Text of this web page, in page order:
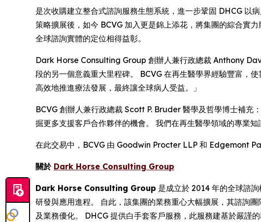
是次收購建立整合式諮詢服務生態系統，進一步鞏固 DHCG 以
策略擴展後，如今 BCVG 加入更是錦上添花，將集團的綜合實
全球諮詢實體的定位相得益彰。
Dark Horse Consulting Group 創辦人兼行政總裁 Anthony
段的另一個意義重大里程碑。 BCVG 在再生醫學界經驗豐富，
高效地推進療法發展，最終讓全球病人受益。」
BCVG 創辦人兼行政總裁 Scott P. Bruder 醫學及哲學博士補充
掘更多支援客戶合作夥伴的機會。 我們在再生醫學領域的專業
在此交易中，BCVG 由 Goodwin Procter LLP 和 Edgemont
關於 Dark Horse Consulting Group
Dark Horse Consulting Group 是成立於 2014 年的全球諮
研發與應用進程。 自此，該集團的業務重心大幅擴展，其諮詢
及業務優化。 DHCG 提供白手套客戶服務，此服務建基於嚴謹